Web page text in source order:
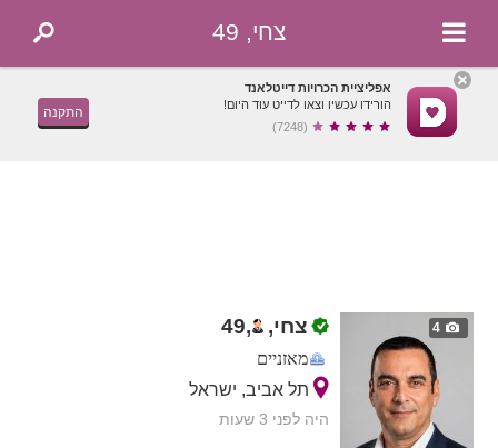
צחי, 49
אפליציית הכרויות דייטלאנד
הורידו עכשיו וצאו לדייט עוד היום!
(7248)
התקנה
4 צחי, ,
49
מאזניים
תל אביב, ישראל
היה לפני 3 שעות